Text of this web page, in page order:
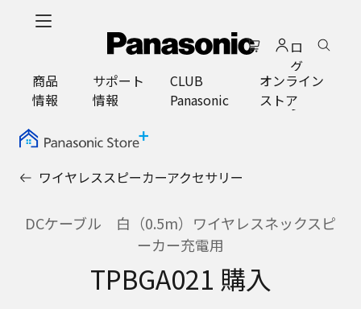
ロ
グ
イ
ン
商品
情報
サポート
情報
CLUB
Panasonic
オンライン
ストア
ワイヤレススピーカーアクセサリー
DCケーブル 白（0.5m）ワイヤレスネックスピ
ーカー充電用
TPBGA021 購入